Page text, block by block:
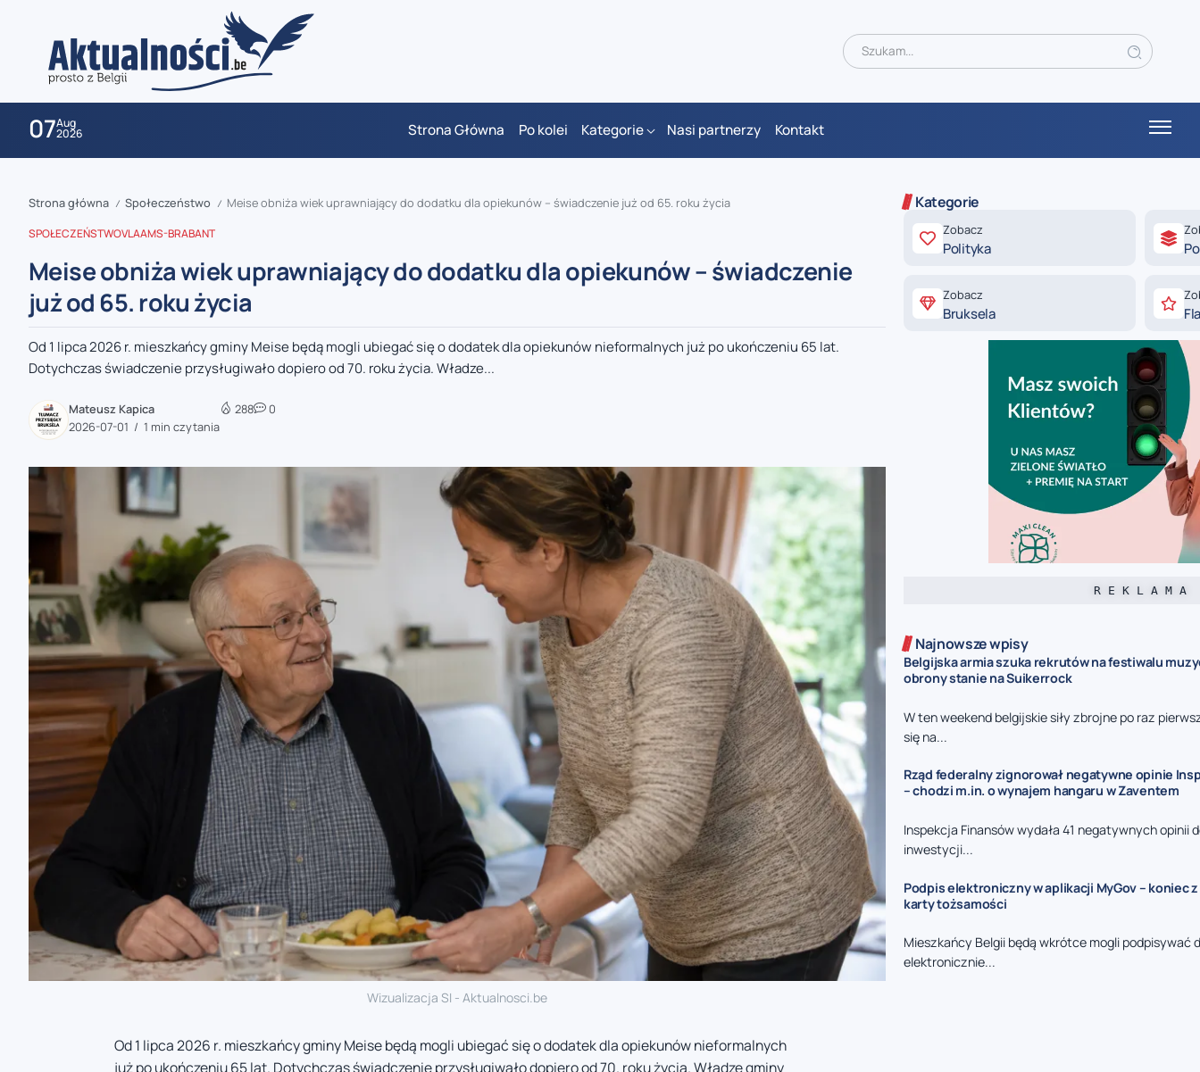
07Aug
2026 Strona Główna Po kolei Kategorie Nasi partnerzy Kontakt
zaobserwuj nas
zaobserwuj nas
zaobserwuj nas
zaobserwuj nas
zaobserwuj nas
Strona główna / Społeczeństwo / Meise obniża wiek uprawniający do dodatku dla opiekunów – świadczenie już od 65. roku życia
SPOŁECZEŃSTWOVLAAMS-BRABANT
Meise obniża wiek uprawniający do dodatku dla opiekunów – świadczenie
już od 65. roku życia
Od 1 lipca 2026 r. mieszkańcy gminy Meise będą mogli ubiegać się o dodatek dla opiekunów nieformalnych już po ukończeniu 65 lat.
Dotychczas świadczenie przysługiwało dopiero od 70. roku życia. Władze...
Mateusz Kapica
2026-07-01
1 min czytania
288 0
Wizualizacja SI - Aktualnosci.be
Od 1 lipca 2026 r. mieszkańcy gminy Meise będą mogli ubiegać się o dodatek dla opiekunów nieformalnych
już po ukończeniu 65 lat. Dotychczas świadczenie przysługiwało dopiero od 70. roku życia. Władze gminy
Kategorie
Zobacz
Polityka
Zobacz
Bruksela
R E K L A M A
Najnowsze wpisy
Belgijska armia szuka rekrutów na festiwalu
obrony stanie na Suikerrock
W ten weekend belgijskie siły zbrojne po raz
się na...
Rząd federalny zignorował negatywne opinie
– chodzi m.in. o wynajem hangaru w Zaventem
Inspekcja Finansów wydała 41 negatywnych opinii
inwestycji...
Podpis elektroniczny w aplikacji MyGov – koniec
karty tożsamości
Mieszkańcy Belgii będą wkrótce mogli podpisywać
elektronicznie...